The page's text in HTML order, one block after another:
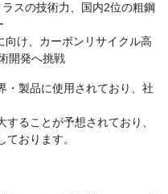
スの技術力、国内2位の粗鋼
け、カーボンリサイクル高
開発へ挑戦
・製品に使用されており、社
ることが予想されており、
おります。